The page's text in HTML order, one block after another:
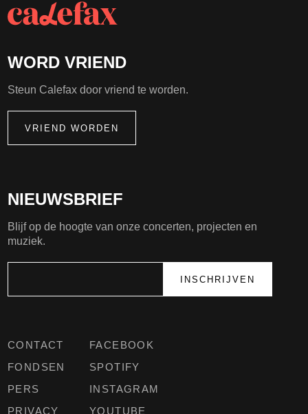
CONTACT
FONDSEN
PERS
PRIVACY
FACEBOOK
SPOTIFY
INSTAGRAM
YOUTUBE
NIEUWSBRIEF
Blijf op de hoogte van onze concerten, projecten en
muziek.
WORD VRIEND
Steun Calefax door vriend te worden.
VRIEND WORDEN